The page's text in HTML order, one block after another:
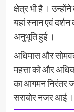
क्षेत्र भी है ।
यहां स्नान एवं
अनुभूति हुई ।
अधिमास और
महत्ता को और
का आगमन निरंतर
सराबोर नजर आई ।